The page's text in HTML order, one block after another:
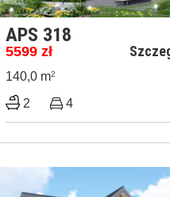
APS 318
5599 zł
140,0 m2
2 4